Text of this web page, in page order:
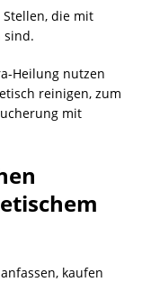
Stellen, die mit
sind.
Heilung nutzen
reinigen, zum
mit
kaufen